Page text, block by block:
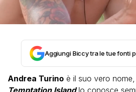
Aggiungi Biccy tra le tue fonti
Andrea Turino è il suo vero
Temptation Islandlo conosce